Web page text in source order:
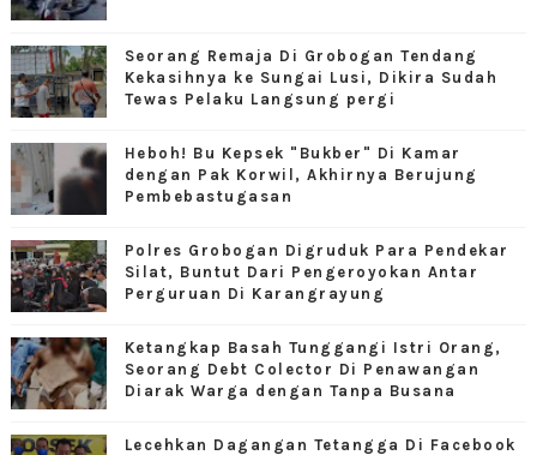
Seorang Remaja Di Grobogan Tendang
Kekasihnya ke Sungai Lusi, Dikira Sudah
Tewas Pelaku Langsung pergi
Heboh! Bu Kepsek "Bukber" Di Kamar
dengan Pak Korwil, Akhirnya Berujung
Pembebastugasan
Polres Grobogan Digruduk Para Pendekar
Silat, Buntut Dari Pengeroyokan Antar
Perguruan Di Karangrayung
Ketangkap Basah Tunggangi Istri Orang,
Seorang Debt Colector Di Penawangan
Diarak Warga dengan Tanpa Busana
Lecehkan Dagangan Tetangga Di Facebook